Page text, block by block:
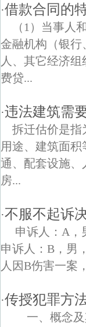
·借款合同的
（1）当事人
金融机构（银行
人、其它经济
费贷...
·违法建筑需
拆迁估价是指
用途、建筑面
通、配套设施、
房...
·不服不起诉
申诉人：A，
申诉人：B，男
人因B伤害一案
·传授犯罪方
一、概念及